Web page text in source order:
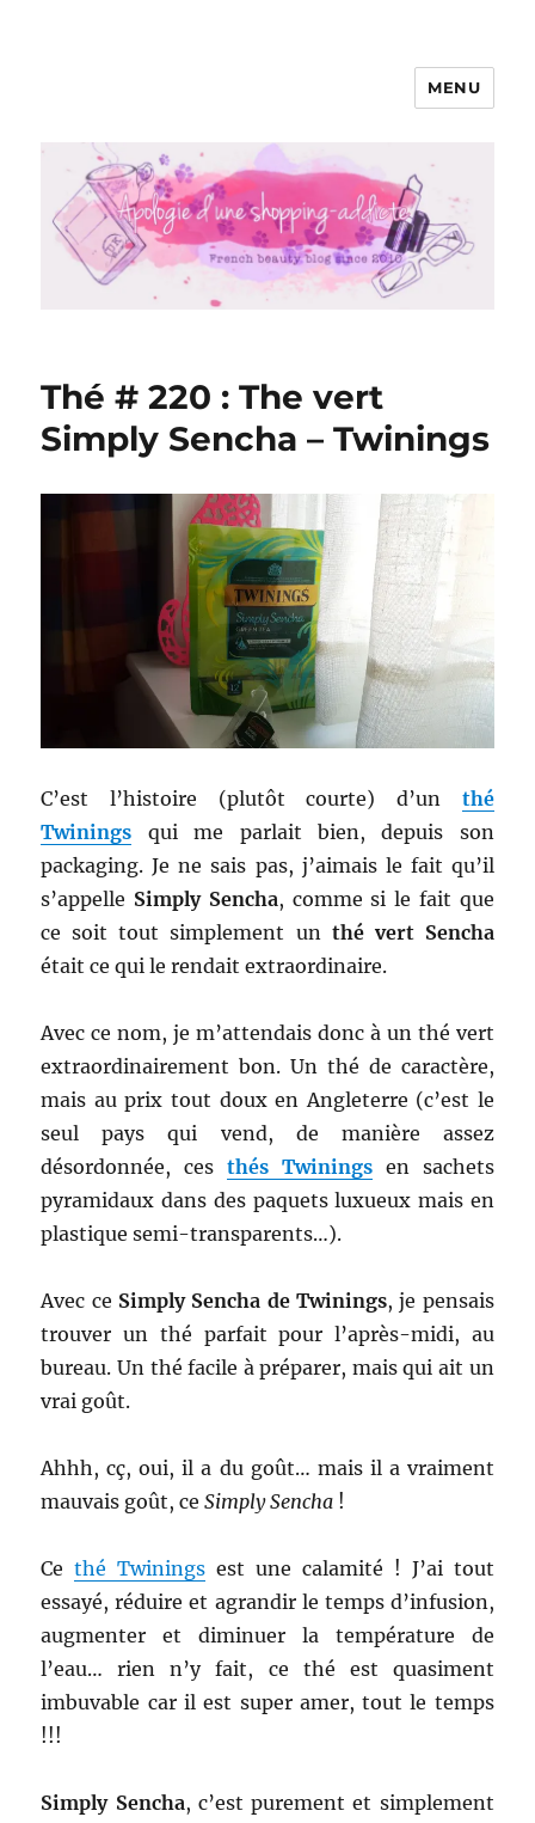
Apologie d'une Shopping-addicte
MENU
Thé # 220 : The vert
Simply Sencha – Twinings
C’est l’histoire (plutôt courte) d’un thé
Twinings qui me parlait bien, depuis son
packaging. Je ne sais pas, j’aimais le fait qu’il
s’appelle Simply Sencha, comme si le fait que
ce soit tout simplement un thé vert Sencha
était ce qui le rendait extraordinaire.
Avec ce nom, je m’attendais donc à un thé vert
extraordinairement bon. Un thé de caractère,
mais au prix tout doux en Angleterre (c’est le
seul pays qui vend, de manière assez
désordonnée, cesthés Twiningsen sachets
pyramidaux dans des paquets luxueux mais en
plastique semi-transparents…).
Avec ce Simply Sencha de Twinings, je pensais
trouver un thé parfait pour l’après-midi, au
bureau. Un thé facile à préparer, mais qui ait un
vrai goût.
Ahhh, cç, oui, il a du goût… mais il a vraiment
mauvais goût, ceSimply Sencha !
Cethé Twinings est une calamité ! J’ai tout
essayé, réduire et agrandir le temps d’infusion,
augmenter et diminuer la température de
l’eau… rien n’y fait, ce thé est quasiment
imbuvable car il est super amer, tout le temps
!!!
Simply Sencha, c’est purement et simplement